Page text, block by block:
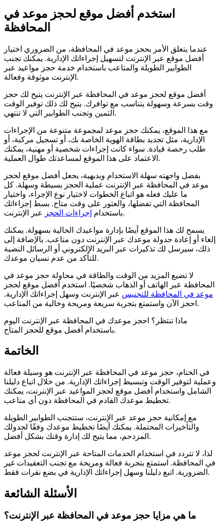
استخدم أفضل موقع لحجز موعد في
المحافظة
عندما يتعلق الأمر بحجز موعد في المحافظة، من الضروري اختيار
أفضل موقع عبر الإنترنت لتسهيل إجراءاتك الإدارية. يمكنك تجنب
الطوابير الطويلة والمتاعب باستخدام خدمة حجز مواعيد عبر
الإنترنت موثوقة وفعالة.
أفضل موقع لحجز موعد في المحافظة عبر الإنترنت يتيح لك حجز
وقت بسرعة وسهولة يتناسب مع توافرك. يتيح لك ذلك توفير الوقت
الثمين وتجنب الطوابير التي لا تنتهي.
مع هذا الموقع، يمكنك حجز موعد لمجموعة متنوعة من الإجراءات
الإدارية، مثل تجديد بطاقة الهوية الخاصة بك، أو تسجيل مركبة، أو
طلب رخصة قيادة. سواء كانت إجراءات شخصية أو مهنية، يمكنك
الاعتماد على هذا الموقع لمساعدتك طوال العملية.
بفضل واجهته سهلة الاستخدام وبديهية، يجعل أفضل موقع لحجز
موعد في المحافظة عبر الإنترنت عملية الحجز بسيطة وسهلة. كل
ما عليك فعله هو اتباع الخطوات لاختيار نوع الإجراء، واختيار
المحافظة التي تفضلها، والعثور على وقت متاح. بسط إجراءاتك
باستخدام إجراءات الحجز عبر الإنترنت.
يسمح لك هذا الموقع أيضًا بإدارة مواعيدك الحالية بسهولة. يمكنك
إلغاء أو إعادة جدولة موعدك عبر الإنترنت دون متاعب. بالإضافة إلى
ذلك، سيرسل لك تذكيرات عبر البريد الإلكتروني أو الرسائل النصية
للتأكد من عدم نسيان موعدك.
لا تضيع المزيد من الوقت والطاقة في محاولة حجز موعد في
المحافظة عبر الهاتف أو الذهاب شخصيًا. استخدم أفضل موقع لحجز
موعد في المحافظة للتجنيس عبر الإنترنت وسهل إجراءاتك الإدارية.
احجز الآن واستمتع بتجربة سريعة ومريحة وخالية من المتاعب.
ماذا تنتظر؟ احجز موعدك في المحافظة عبر الإنترنت اليوم
باستخدام أفضل موقع للحجز المتاح.
الخاتمة
في الختام، حجز موعد في المحافظة عبر الإنترنت هو وسيلة فعالة
وعملية لتوفير الوقت وتبسيط إجراءاتك الإدارية. من خلال اتباع دليلنا
الشامل واستخدام أفضل موقع لحجز المواعيد عبر الإنترنت، يمكنك
تخطيط موعدك القادم في المحافظة دون أي متاعب.
مع إمكانية حجز موعد عبر الإنترنت، ستتجنب الطوابير الطويلة
والتأخيرات المحتملة. يمكنك أيضًا تخطيط موعدك وفقًا لجدولك
المزدحم، مما يتيح لك إدارة وقتك بشكل أفضل.
لذا، لا تتردد في استخدام الخدمات المتاحة عبر الإنترنت لحجز موعد
في المحافظة. استمتع بتجربة فعالة ومريحة مع تجنب التعقيدات غير
الضرورية. اتبع دليلنا وسهل إجراءاتك الإدارية في بضع نقرات فقط.
الأسئلة الشائعة
ما هي مزايا حجز موعد في المحافظة عبر الإنترنت؟